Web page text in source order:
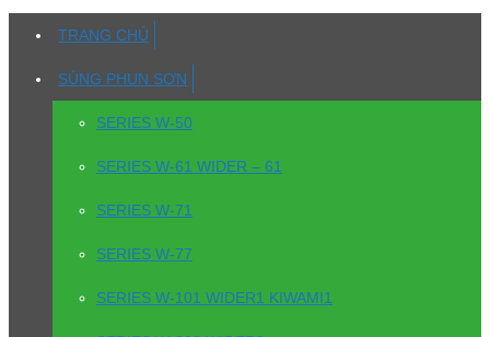
TRANG CHỦ
SÚNG PHUN SƠN
SERIES W-50
SERIES W-61 WIDER – 61
SERIES W-71
SERIES W-77
SERIES W-101 WIDER1 KIWAMI1